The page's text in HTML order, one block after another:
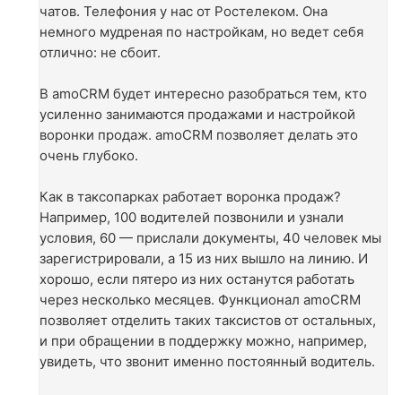
чатов. Телефония у нас от Ростелеком. Она
немного мудреная по настройкам, но ведет себя
отлично: не сбоит.
В amoCRM будет интересно разобраться тем, кто
усиленно занимаются продажами и настройкой
воронки продаж. amoCRM позволяет делать это
очень глубоко.
Как в таксопарках работает воронка продаж?
Например, 100 водителей позвонили и узнали
условия, 60 — прислали документы, 40 человек мы
зарегистрировали, а 15 из них вышло на линию. И
хорошо, если пятеро из них останутся работать
через несколько месяцев. Функционал amoCRM
позволяет отделить таких таксистов от остальных,
и при обращении в поддержку можно, например,
увидеть, что звонит именно постоянный водитель.